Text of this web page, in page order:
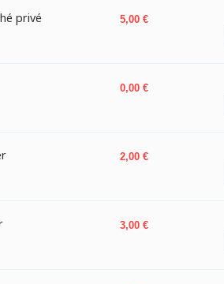
privé Prix
5,00 €
Prix
0,00 €
Prix
2,00 €
Prix
3,00 €